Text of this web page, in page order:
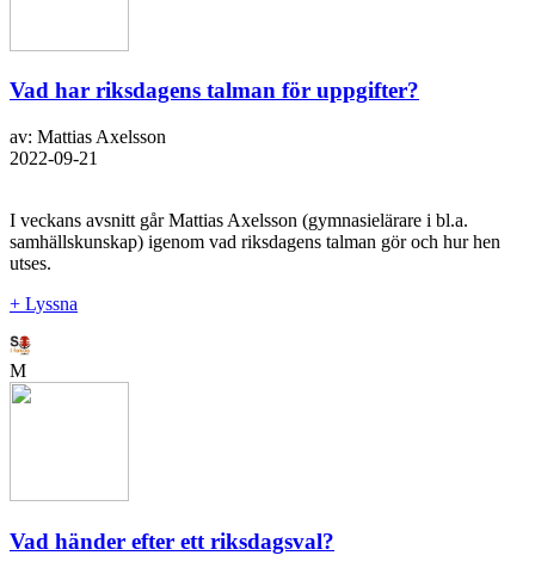
Vad har riksdagens talman för uppgifter?
av: Mattias Axelsson
2022-09-21
I veckans avsnitt går Mattias Axelsson (gymnasielärare i bl.a.
samhällskunskap) igenom vad riksdagens talman gör och hur hen
utses.
+ Lyssna
M
Vad händer efter ett riksdagsval?